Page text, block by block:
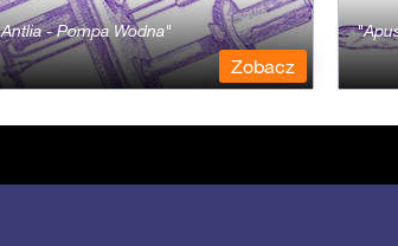
Antlia - Pompa Wodna
Zobacz